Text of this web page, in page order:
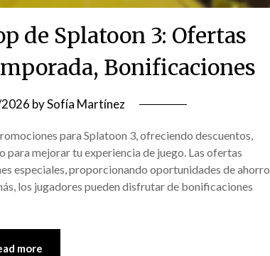
de Splatoon 3: Ofertas
Bonificaciones
bySofía Martínez
para Splatoon 3, ofreciendo descuentos,
mejorar tu experiencia de juego. Las ofertas
especiales, proporcionando oportunidades de ahorro
los jugadores pueden disfrutar de bonificaciones
more